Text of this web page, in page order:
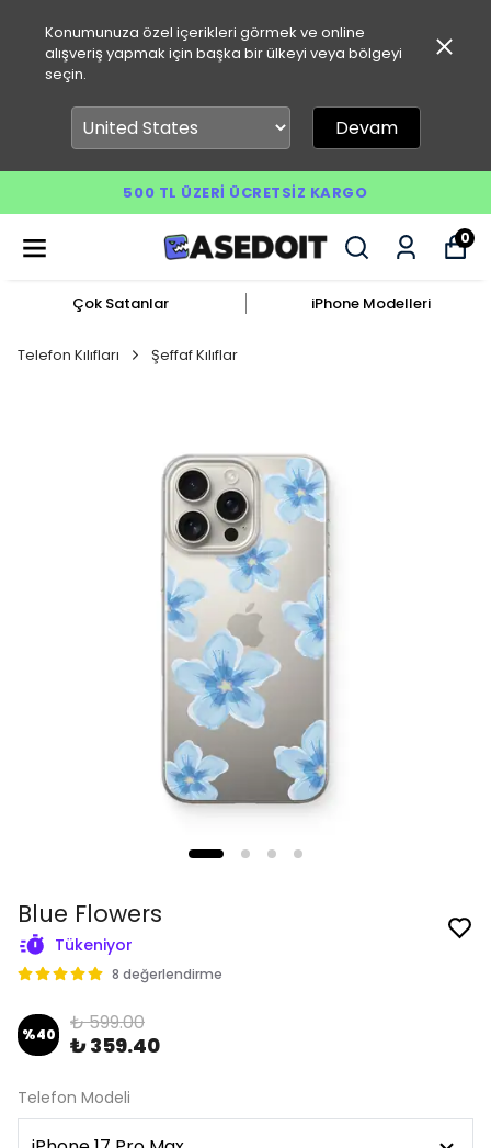
Konumunuza özel içerikleri görmek ve online
alışveriş yapmak için başka bir ülkeyi veya bölgeyi
seçin.
Devam
500 TL ÜZERI ÜCRETSIZ KARGO
0
Çok Satanlar iPhone Modelleri
Telefon Kılıfları Şeffaf Kılıflar
Blue Flowers
Tükeniyor
8 değerlendirme
%40 ₺ 599.00
₺ 359.40
Telefon Modeli